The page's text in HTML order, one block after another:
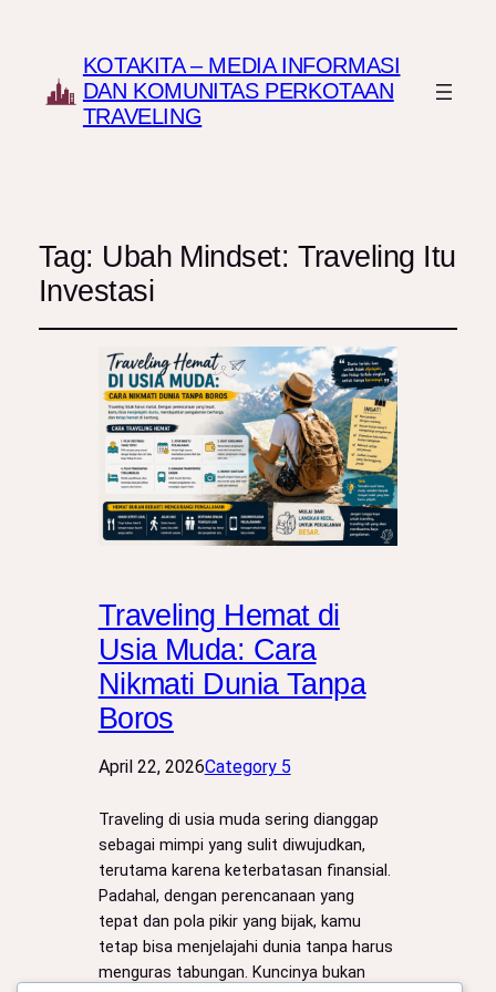
KOTAKITA – MEDIA INFORMASI
DAN KOMUNITAS PERKOTAAN
TRAVELING
Tag: Ubah Mindset: Traveling Itu
Investasi
Traveling Hemat di
Usia Muda: Cara
Nikmati Dunia Tanpa
Boros
April 22, 2026Category 5
Traveling di usia muda sering dianggap
sebagai mimpi yang sulit diwujudkan,
terutama karena keterbatasan finansial.
Padahal, dengan perencanaan yang
tepat dan pola pikir yang bijak, kamu
tetap bisa menjelajahi dunia tanpa harus
menguras tabungan. Kuncinya bukan